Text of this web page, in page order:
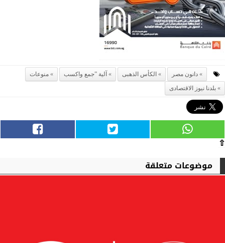
دانون مصر الكأس الذهبى آلية ”جمع واكسب
منوعات
بلدنا نيوز الاقتصادى
⇧
موضوعات متعلقة